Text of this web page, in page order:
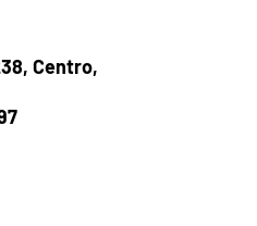
Centro,